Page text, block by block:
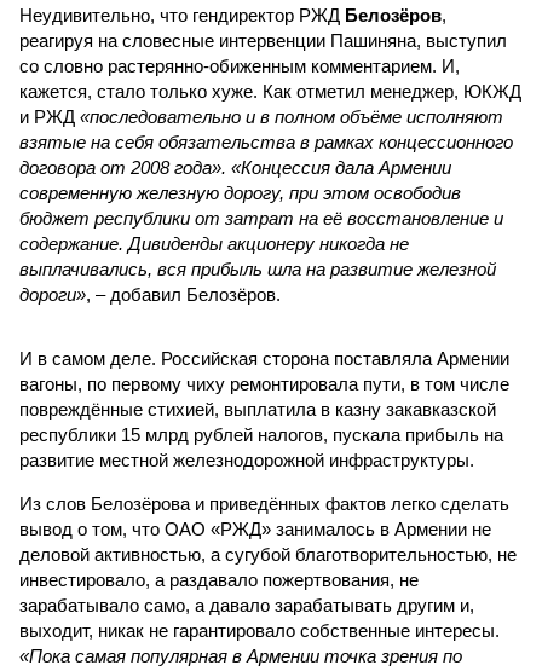
Неудивительно, что гендиректор РЖД Белозёров,
реагируя на словесные интервенции Пашиняна, выступил
со словно растерянно-обиженным комментарием. И,
кажется, стало только хуже. Как отметил менеджер, ЮКЖД
и РЖД «последовательно и в полном объёме исполняют
взятые на себя обязательства в рамках концессионного
договора от 2008 года». «Концессия дала Армении
современную железную дорогу, при этом освободив
бюджет республики от затрат на её восстановление и
содержание. Дивиденды акционеру никогда не
выплачивались, вся прибыль шла на развитие железной
дороги», – добавил Белозёров.
И в самом деле. Российская сторона поставляла Армении
вагоны, по первому чиху ремонтировала пути, в том числе
повреждённые стихией, выплатила в казну закавказской
республики 15 млрд рублей налогов, пускала прибыль на
развитие местной железнодорожной инфраструктуры.
Из слов Белозёрова и приведённых фактов легко сделать
вывод о том, что ОАО «РЖД» занималось в Армении не
деловой активностью, а сугубой благотворительностью, не
инвестировало, а раздавало пожертвования, не
зарабатывало само, а давало зарабатывать другим и,
выходит, никак не гарантировало собственные интересы.
«Пока самая популярная в Армении точка зрения по